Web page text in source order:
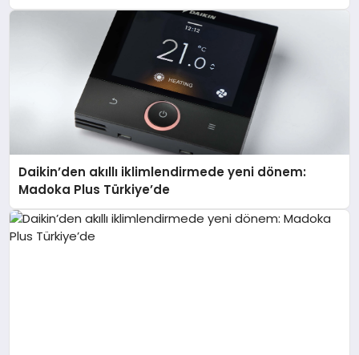
Daikin’den akıllı iklimlendirmede yeni dönem:
Madoka Plus Türkiye’de